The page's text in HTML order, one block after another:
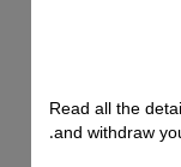
Read all the
and withdraw